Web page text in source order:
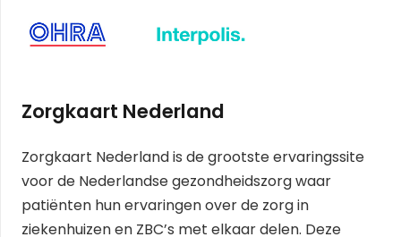
Zorgkaart Nederland
Zorgkaart Nederland is de grootste ervaringssite
voor de Nederlandse gezondheidszorg waar
patiënten hun ervaringen over de zorg in
ziekenhuizen en ZBC’s met elkaar delen. Deze